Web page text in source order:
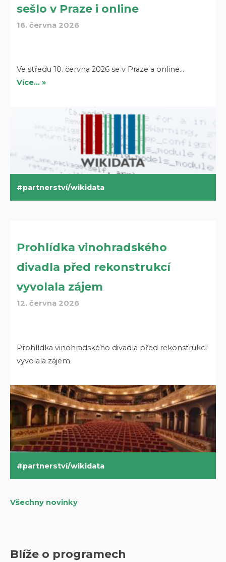
sešlo v Praze i online
16. června 2026
Ve středu 10. června 2026 se v Praze a online…
Více… »
partnerství/wikidata
Prohlídka vinohradského
divadla před rekonstrukcí
vyvolala zájem
12. června 2026
Prohlídka vinohradského divadla před rekonstrukcí
vyvolala zájem
partnerství/wikidata
Všechny novinky
Blíže o programech